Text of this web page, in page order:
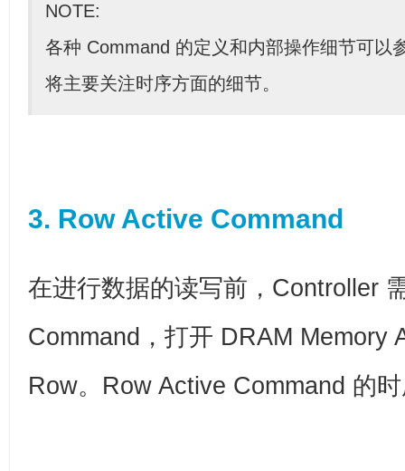
NOTE:
各种 Command 的定义和内部操作细节可以
将主要关注时序方面的细节。
3. Row Active Command
在进行数据的读写前，Controller
Command，打开 DRAM Memory
Row。Row Active Command 的